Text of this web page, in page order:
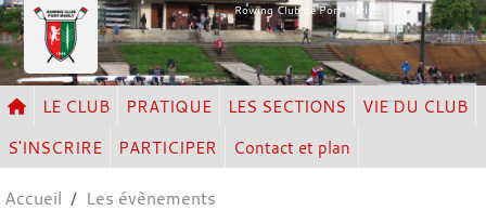
Rowing Club de Port Marly
LE CLUB PRATIQUE LES SECTIONS
VIE DU CLUB
S'INSCRIRE
PARTICIPER Contact et plan
Accueil Les évènements
Panneau de gestion des cookies